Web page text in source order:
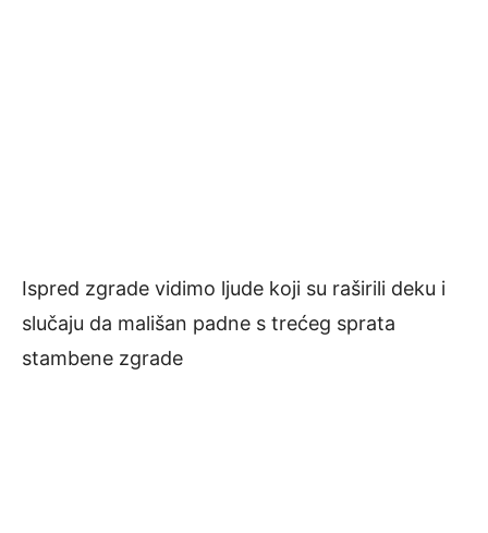
Ispred zgrade vidimo ljude koji su raširili deku i
slučaju da mališan padne s trećeg sprata
stambene zgrade